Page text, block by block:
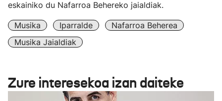
eskainiko du Nafarroa Behereko jaialdiak.
Musika Iparralde
Nafarroa Beherea
Musika Jaialdiak
Zure interesekoa izan daiteke